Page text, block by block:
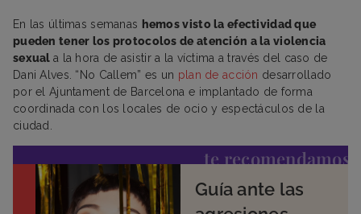
En las últimas semanas hemos visto la efectividad que
pueden tener los protocolos de atención a la violencia
sexuala la hora de asistir a la víctima a través del caso de
Dani Alves. “No Callem” es un plan de acción desarrollado
por el Ajuntament de Barcelona e implantado de forma
coordinada con los locales de ocio y espectáculos de la
ciudad.
te recomendamos
Guía ante las